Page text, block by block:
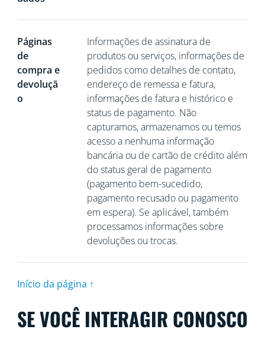
Páginas
de
compra e
devoluçã
o
Informações de assinatura de
produtos ou serviços, informações de
pedidos como detalhes de contato,
endereço de remessa e fatura,
informações de fatura e histórico e
status de pagamento. Não
capturamos, armazenamos ou temos
acesso a nenhuma informação
bancária ou de cartão de crédito além
do status geral de pagamento
(pagamento bem-sucedido,
pagamento recusado ou pagamento
em espera). Se aplicável, também
processamos informações sobre
devoluções ou trocas.
Início da página ↑
SE VOCÊ INTERAGIR CONOSCO